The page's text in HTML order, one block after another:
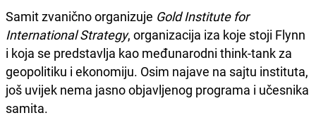
Samit zvanično organizuje Gold Institute for
International Strategy, organizacija iza koje stoji Flynn
i koja se predstavlja kao međunarodni think-tank za
geopolitiku i ekonomiju. Osim najave na sajtu instituta,
još uvijek nema jasno objavljenog programa i učesnika
samita.